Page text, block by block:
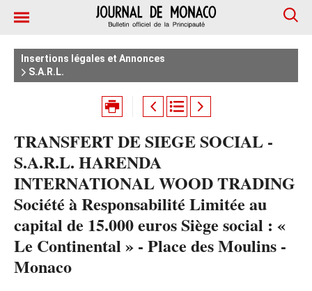
Insertions légales et Annonces
S.A.R.L.
TRANSFERT DE SIEGE SOCIAL -
S.A.R.L. HARENDA
INTERNATIONAL WOOD TRADING
Société à Responsabilité Limitée au
capital de 15.000 euros Siège social : «
Le Continental » - Place des Moulins -
Monaco